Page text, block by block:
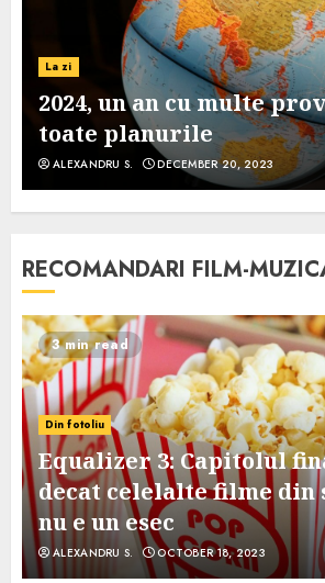
La zi
2024, un an cu multe
toate planurile
ALEXANDRU S. DECEMBER 20, 2023
RECOMANDARI FILM-
3 min read
Din fotoliu
Equalizer 3: Capitolul
decat celelalte filme din
nu e un esec
ALEXANDRU S. OCTOBER 18, 2023